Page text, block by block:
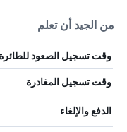
من الجيد أن تعلم
وقت تسجيل الصعود للطائرة
وقت تسجيل المغادرة
الدفع والإلغاء